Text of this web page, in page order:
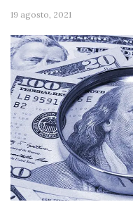
n
d
o
S
o
19 agosto, 2021